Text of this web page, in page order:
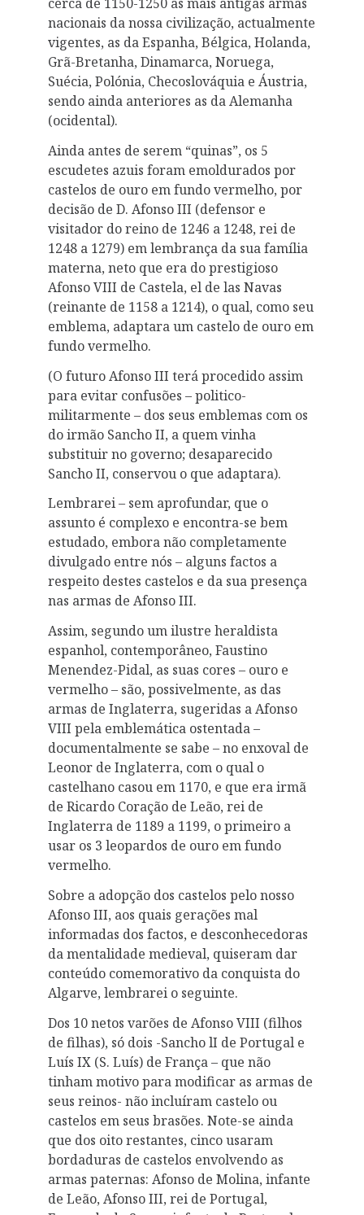
nacionais da nossa civilização, actualmente
vigentes, as da Espanha, Bélgica, Holanda,
Grã-Bretanha, Dinamarca, Noruega,
Suécia, Polónia, Checoslováquia e Áustria,
sendo ainda anteriores as da Alemanha
(ocidental).
Ainda antes de serem “quinas”, os 5
escudetes azuis foram emoldurados por
castelos de ouro em fundo vermelho, por
decisão de D. Afonso III (defensor e
visitador do reino de 1246 a 1248, rei de
1248 a 1279) em lembrança da sua família
materna, neto que era do prestigioso
Afonso VIII de Castela, el de las Navas
(reinante de 1158 a 1214), o qual, como seu
emblema, adaptara um castelo de ouro em
fundo vermelho.
(O futuro Afonso III terá procedido assim
para evitar confusões – politico-
militarmente – dos seus emblemas com os
do irmão Sancho II, a quem vinha
substituir no governo; desaparecido
Sancho II, conservou o que adaptara).
Lembrarei – sem aprofundar, que o
assunto é complexo e encontra-se bem
estudado, embora não completamente
divulgado entre nós – alguns factos a
respeito destes castelos e da sua presença
nas armas de Afonso III.
Assim, segundo um ilustre heraldista
espanhol, contemporâneo, Faustino
Menendez-Pidal, as suas cores – ouro e
vermelho – são, possivelmente, as das
armas de Inglaterra, sugeridas a Afonso
VIII pela emblemática ostentada –
documentalmente se sabe – no enxoval de
Leonor de Inglaterra, com o qual o
castelhano casou em 1170, e que era irmã
de Ricardo Coração de Leão, rei de
Inglaterra de 1189 a 1199, o primeiro a
usar os 3 leopardos de ouro em fundo
vermelho.
Sobre a adopção dos castelos pelo nosso
Afonso III, aos quais gerações mal
informadas dos factos, e desconhecedoras
da mentalidade medieval, quiseram dar
conteúdo comemorativo da conquista do
Algarve, lembrarei o seguinte.
Dos 10 netos varões de Afonso VIII (filhos
de filhas), só dois -Sancho lI de Portugal e
Luís IX (S. Luís) de França – que não
tinham motivo para modificar as armas de
seus reinos- não incluíram castelo ou
castelos em seus brasões. Note-se ainda
que dos oito restantes, cinco usaram
bordaduras de castelos envolvendo as
armas paternas: Afonso de Molina, infante
de Leão, Afonso III, rei de Portugal,